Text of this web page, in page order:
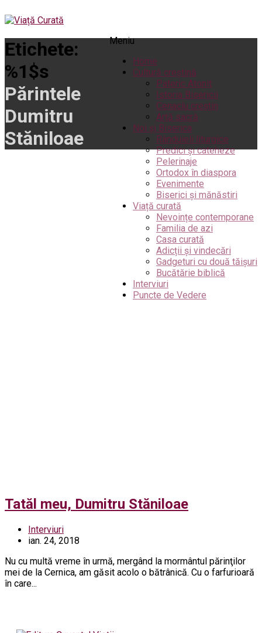
Meniu
Home
Cultură creștină
Pateric Atonit
Istoria Bisericii
Cenaclu creștin
Artă sacră
Noi și Biserica
Rânduieli liturgice
Predici și cateheze
Pelerinaje
Ortodox în diaspora
Evenimente
Biserici și mănăstiri
Viață curată
Nevoințe contemporane
Familia de azi
Casa curată
Adicții și vindecări
Gadgeturi cu două tăișuri
Bucătărie biblică
Interviuri
Puncte de Vedere
Etichete:
%1$s
Părintele
Dumitru
Stăniloae
Tatăl meu, Dumitru Stăniloae
Interviuri
ian. 24, 2018
Nu cu multă vreme în urmă, mergând la mormântul părinţilor
mei de la Cernica, am găsit acolo o bătrânică. Cu o farfurioară
în care...